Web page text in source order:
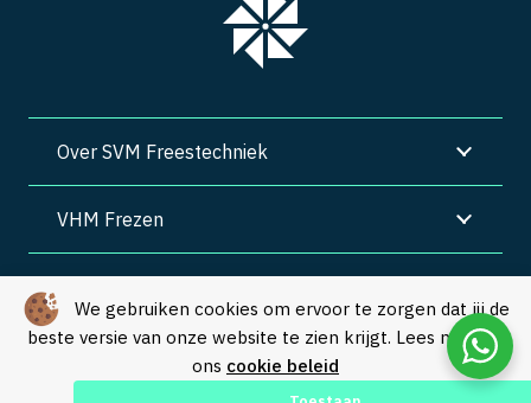
We gebruiken cookies om ervoor te zorgen dat jij de
beste versie van onze website te zien krijgt. Lees meer in
ons cookie beleid
Over SVM Freestechniek
VHM Frezen
Algemene voorwaarden | Privacy
© Copyright 2026 – SVM Freestechniek |
Webdesign by Yooker–